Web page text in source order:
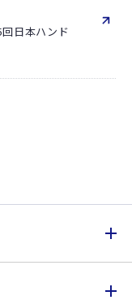
日本ハンド